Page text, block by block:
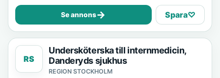
Se annons→ Spara♡
RS
Undersköterska till internmedicin,
Danderyds sjukhus
REGION STOCKHOLM